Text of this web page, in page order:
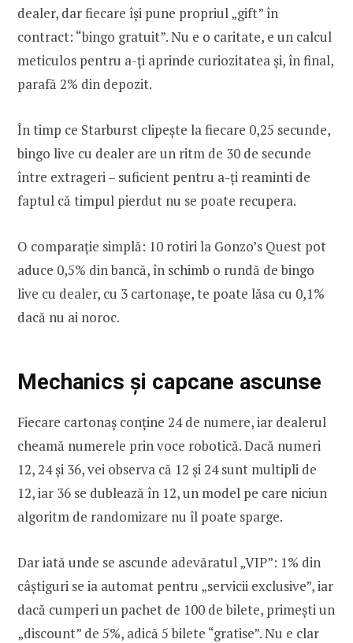
dealer, dar fiecare își pune propriul „gift” în
contract: “bingo gratuit”. Nu e o caritate, e un calcul
meticulos pentru a-ți aprinde curiozitatea și, în final,
parafă 2% din depozit.
În timp ce Starburst clipește la fiecare 0,25 secunde,
bingo live cu dealer are un ritm de 30 de secunde
între extrageri – suficient pentru a-ți reaminti de
faptul că timpul pierdut nu se poate recupera.
O comparație simplă: 10 rotiri la Gonzo’s Quest pot
aduce 0,5% din bancă, în schimb o rundă de bingo
live cu dealer, cu 3 cartonașe, te poate lăsa cu 0,1%
dacă nu ai noroc.
Mechanics și capcane ascunse
Fiecare cartonaș conține 24 de numere, iar dealerul
cheamă numerele prin voce robotică. Dacă numeri
12, 24 și 36, vei observa că 12 și 24 sunt multipli de
12, iar 36 se dublează în 12, un model pe care niciun
algoritm de randomizare nu îl poate sparge.
Dar iată unde se ascunde adevăratul „VIP”: 1% din
câștiguri se ia automat pentru „servicii exclusive”, iar
dacă cumperi un pachet de 100 de bilete, primești un
„discount” de 5%, adică 5 bilete “gratise”. Nu e clar